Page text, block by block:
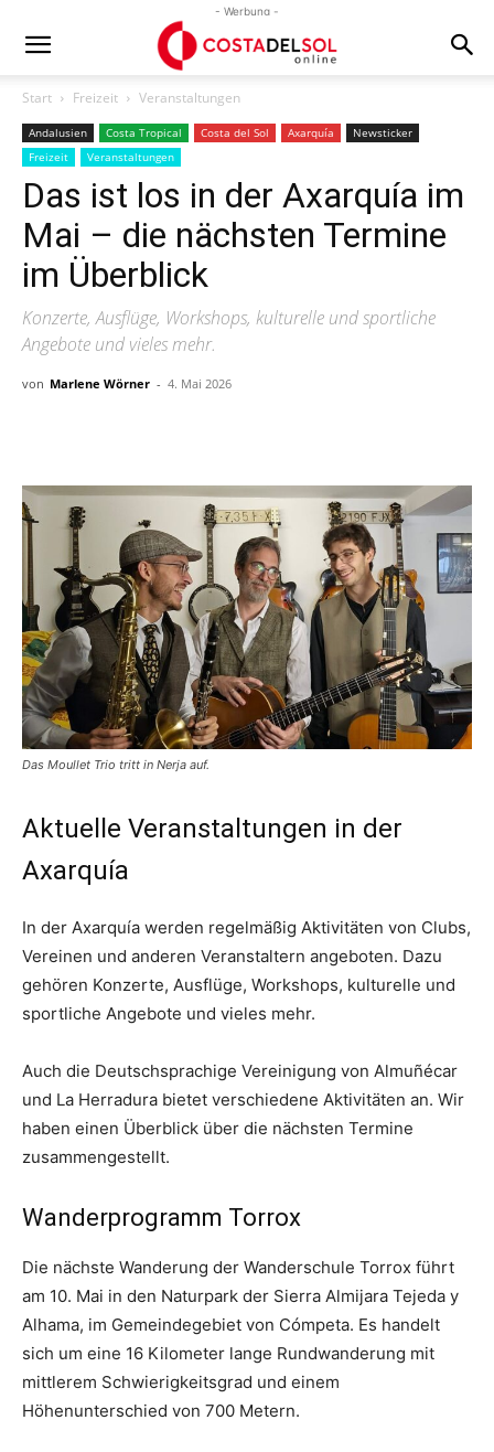
- Werbung -
Start Freizeit Veranstaltungen
Andalusien Costa Tropical Costa del Sol Axarquía
Newsticker
Freizeit
Veranstaltungen
Das ist los in der Axarquía im
Mai – die nächsten Termine
im Überblick
Konzerte, Ausflüge, Workshops, kulturelle und sportliche
Angebote und vieles mehr.
von Marlene Wörner - 4. Mai 2026
Das Moullet Trio tritt in Nerja auf.
Aktuelle Veranstaltungen in der
Axarquía
In der Axarquía werden regelmäßig Aktivitäten von Clubs,
Vereinen und anderen Veranstaltern angeboten. Dazu
gehören Konzerte, Ausflüge, Workshops, kulturelle und
sportliche Angebote und vieles mehr.
Auch die Deutschsprachige Vereinigung von Almuñécar
und La Herradura bietet verschiedene Aktivitäten an. Wir
haben einen Überblick über die nächsten Termine
zusammengestellt.
Wanderprogramm Torrox
Die nächste Wanderung der Wanderschule Torrox führt
am 10. Mai in den Naturpark der Sierra Almijara Tejeda y
Alhama, im Gemeindegebiet von Cómpeta. Es handelt
sich um eine 16 Kilometer lange Rundwanderung mit
mittlerem Schwierigkeitsgrad und einem
Höhenunterschied von 700 Metern.